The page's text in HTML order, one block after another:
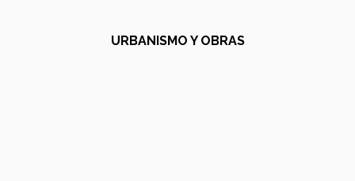
URBANISMO Y OBRAS